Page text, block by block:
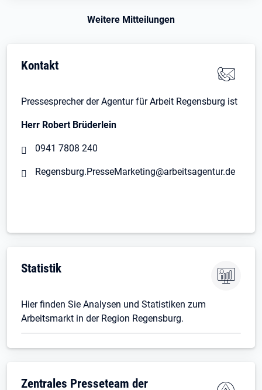
Weitere Mitteilungen
Kontakt
Pressesprecher der Agentur für Arbeit Regensburg ist
Herr Robert Brüderlein
0941 7808 240
Regensburg.PresseMarketing@arbeitsagentur.de
Statistik
Hier finden Sie Analysen und Statistiken zum
Arbeitsmarkt in der Region Regensburg.
Zentrales Presseteam der